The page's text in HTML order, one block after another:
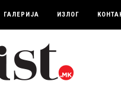
ГАЛЕРИЈА ИЗЛОГ